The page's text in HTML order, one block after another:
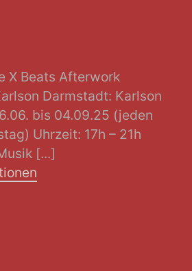
X Beats Afterwork
Darmstadt: Karlson
bis 04.09.25 (jeden
Uhrzeit: 17h – 21h
[...]